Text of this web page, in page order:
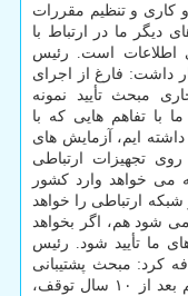
کاری و تنظیم مقررات
درصد برنامه های دیگر ما در ارتباط با
اطلاعات است. رئیس
داشت: فارغ از اجرای
مبحث تأیید نمونه
با تفاهم هایی که با
ایم، آزمایش های
تجهیزات ارتباطی
می خواهد وارد کشور
شبکه ارتباطی را خواهد
شود هم، اگر بخواهد
ما تأیید شود. رئیس
کرد: مبحث پشتیبانی
از رساله های کارشناسی ارشد و دکتری هم بعد از ۱۰ سال توقف،